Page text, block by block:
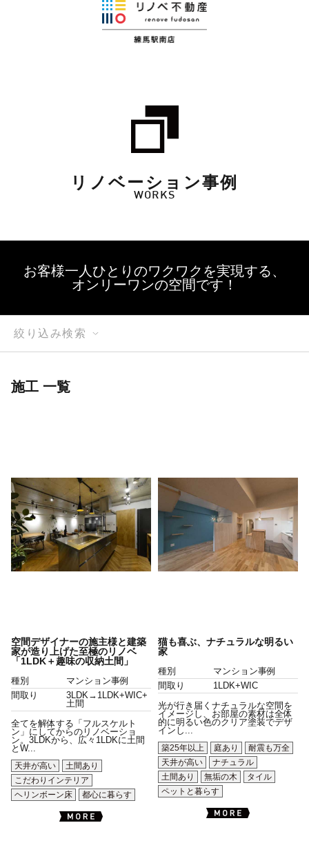
リノベーション事例
WORKS
お客様一人ひとりのワクワクを実現する、
オンリーワンの空間です！
絞り込み検索
施工 一覧
空間デザイナーの施主様と建築
家が造り上げた至極のリノベ
「1LDK＋趣味の収納土間」
種別
マンション事例
間取り
3LDK→1LDK+WIC+
土間
全てを解体する「フルスケルト
ン」にしてからのリノベーショ
ン。3LDKから、広々1LDKに土間
とW...
天井が高い
土間あり
こだわりインテリア
ヘリンボーン床
都心に暮らす
猫も喜ぶ、ナチュラルな明るい
家
種別
マンション事例
間取り
1LDK+WIC
光が行き届くナチュラルな空間を
イメージし、お部屋の素材は全体
的に明るい色のクリア塗装でデザ
インし...
築25年以上
庭あり
耐震も万全
天井が高い
ナチュラル
土間あり
無垢の木
タイル
ペットと暮らす